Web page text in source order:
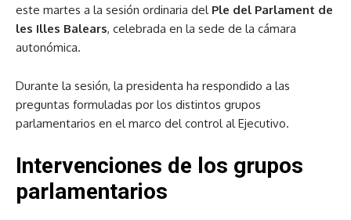
este martes a la sesión ordinaria del Ple del Parlament de
les Illes Balears, celebrada en la sede de la cámara
autonómica.
Durante la sesión, la presidenta ha respondido a las
preguntas formuladas por los distintos grupos
parlamentarios en el marco del control al Ejecutivo.
Intervenciones de los grupos
parlamentarios